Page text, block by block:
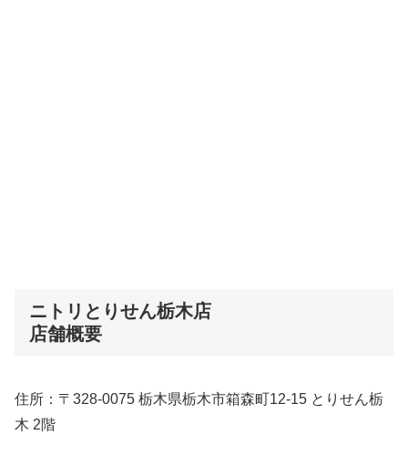
ニトリとりせん栃木店
店舗概要
住所：〒328-0075 栃木県栃木市箱森町12-15 とりせん栃
木 2階